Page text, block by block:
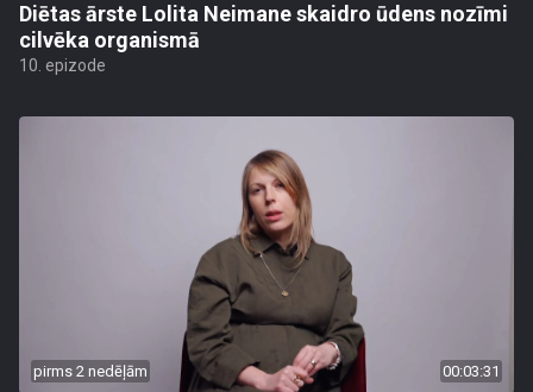
Diētas ārste Lolita Neimane skaidro ūdens nozīmi
cilvēka organismā
10. epizode
pirms 2 nedēļām 00:03:31